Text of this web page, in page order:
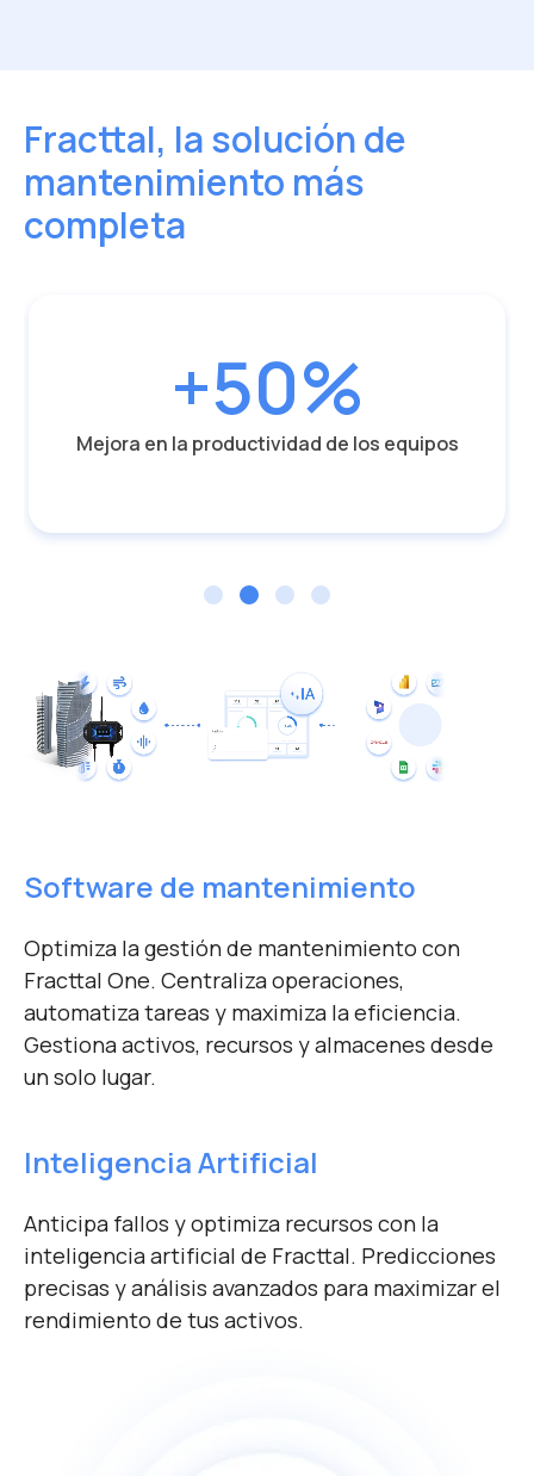
Fracttal, la solución de
mantenimiento más
completa
+50%
Mejora en la productividad de los equipos
Software de mantenimiento
Optimiza la gestión de mantenimiento con
Fracttal One. Centraliza operaciones,
automatiza tareas y maximiza la eficiencia.
Gestiona activos, recursos y almacenes desde
un solo lugar.
Inteligencia Artificial
Anticipa fallos y optimiza recursos con la
inteligencia artificial de Fracttal. Predicciones
precisas y análisis avanzados para maximizar el
rendimiento de tus activos.